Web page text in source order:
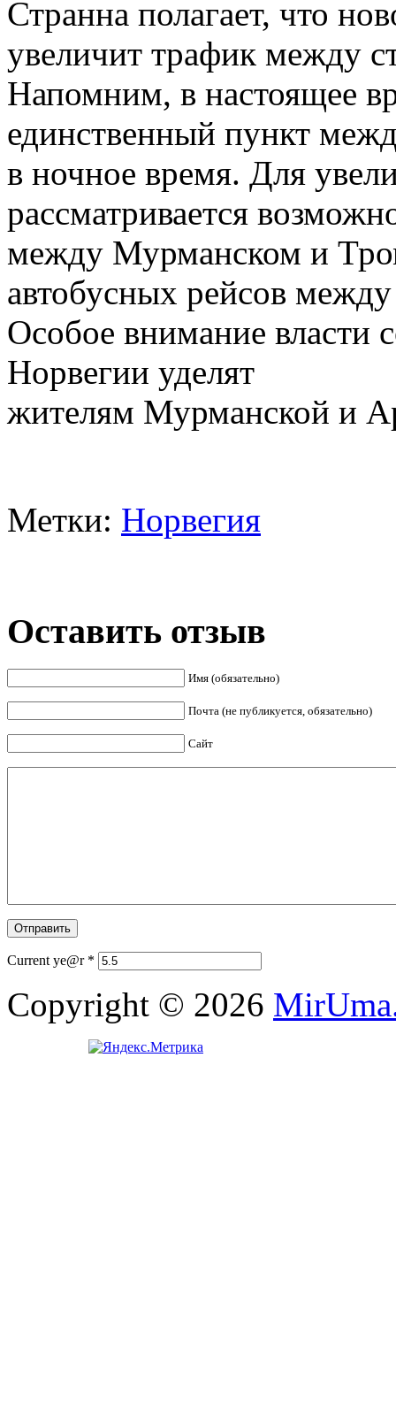
Странна полагает, что
увеличит трафик между
Напомним, в настоящее
единственный пункт
в ночное время. Для
рассматривается
между Мурманском и
автобусных рейсов
Особое внимание власти
Норвегии уделят
жителям Мурманской и
Метки: Норвегия
Оставить отзыв
Имя (обязательно)
Почта (не публикуется, обязательно)
Сайт
Current ye@r *
Copyright © 2026